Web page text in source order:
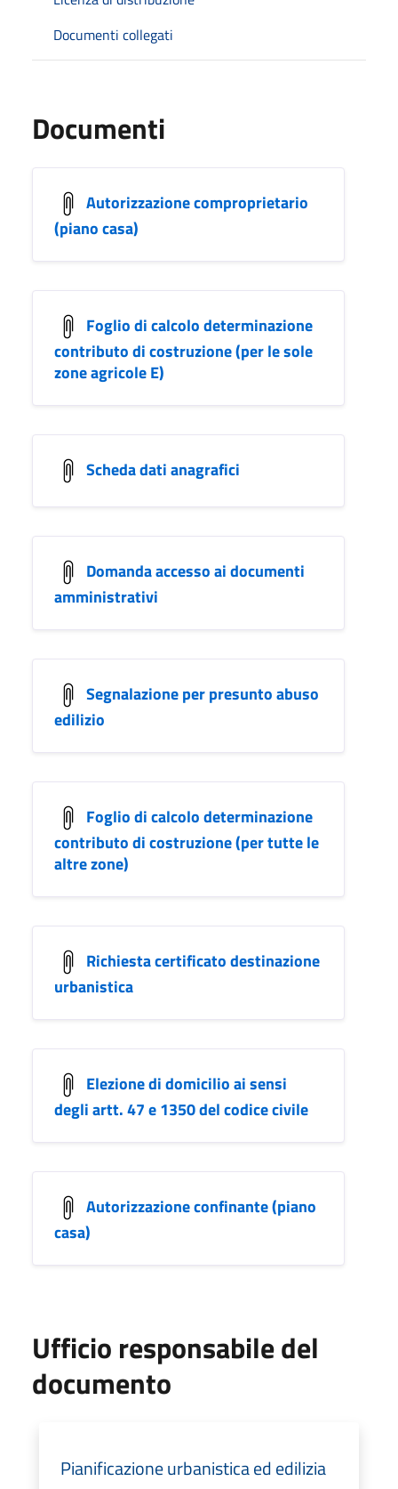
Documenti collegati
Documenti
Autorizzazione comproprietario
(piano casa)
Foglio di calcolo determinazione
contributo di costruzione (per le sole
zone agricole E)
Scheda dati anagrafici
Domanda accesso ai documenti
amministrativi
Segnalazione per presunto abuso
edilizio
Foglio di calcolo determinazione
contributo di costruzione (per tutte le
altre zone)
Richiesta certificato destinazione
urbanistica
Elezione di domicilio ai sensi
degli artt. 47 e 1350 del codice civile
Autorizzazione confinante (piano
casa)
Ufficio responsabile del
documento
Pianificazione urbanistica ed edilizia